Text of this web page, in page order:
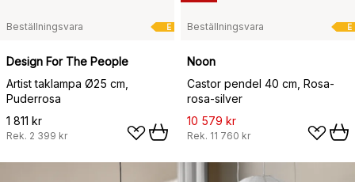
E
Beställningsvara
Design For The People
Artist taklampa Ø25 cm,
Puderrosa
1 811 kr
Rek. 2 399 kr
E
Beställningsvara
Noon
Castor pendel 40 cm, Rosa-
rosa-silver
10 579 kr
Rek. 11 760 kr